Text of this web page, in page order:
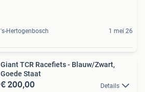
's-Hertogenbosch 1 mei 26
Giant TCR Racefiets - Blauw/Zwart,
Goede Staat
€ 200,00 Details